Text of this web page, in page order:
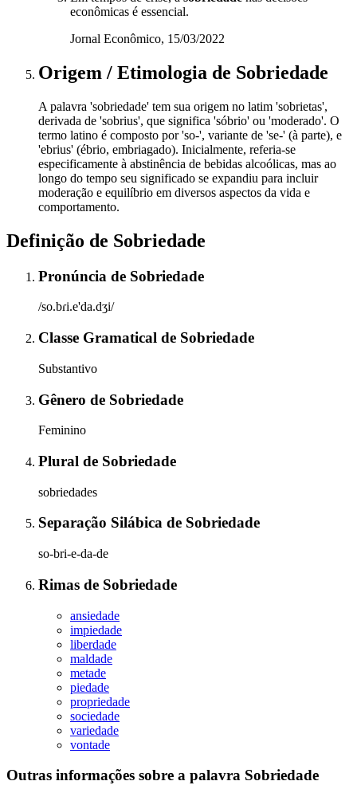
econômicas é essencial.
Jornal Econômico, 15/03/2022
Origem / Etimologia de Sobriedade
A palavra 'sobriedade' tem sua origem no latim 'sobrietas',
derivada de 'sobrius', que significa 'sóbrio' ou 'moderado'. O
termo latino é composto por 'so-', variante de 'se-' (à parte), e
'ebrius' (ébrio, embriagado). Inicialmente, referia-se
especificamente à abstinência de bebidas alcoólicas, mas ao
longo do tempo seu significado se expandiu para incluir
moderação e equilíbrio em diversos aspectos da vida e
comportamento.
Definição de Sobriedade
Pronúncia de Sobriedade
/so.bɾi.e'da.dʒi/
Classe Gramatical de Sobriedade
Substantivo
Gênero de Sobriedade
Feminino
Plural de Sobriedade
sobriedades
Separação Silábica de Sobriedade
so-bri-e-da-de
Rimas de Sobriedade
ansiedade
impiedade
liberdade
maldade
metade
piedade
propriedade
sociedade
variedade
vontade
Outras informações sobre a palavra Sobriedade